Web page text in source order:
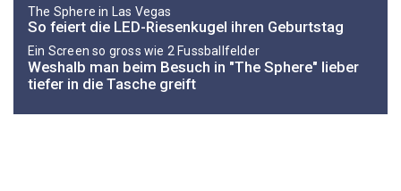
The Sphere in Las Vegas
So feiert die LED-Riesenkugel ihren Geburtstag
Ein Screen so gross wie 2 Fussballfelder
Weshalb man beim Besuch in "The Sphere" lieber
tiefer in die Tasche greift